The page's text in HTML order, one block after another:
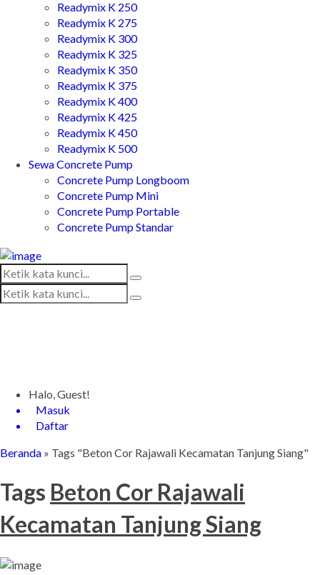
Readymix K 250
Readymix K 275
Readymix K 300
Readymix K 325
Readymix K 350
Readymix K 375
Readymix K 400
Readymix K 425
Readymix K 450
Readymix K 500
Sewa Concrete Pump
Concrete Pump Longboom
Concrete Pump Mini
Concrete Pump Portable
Concrete Pump Standar
Halo, Guest!
Masuk
Daftar
Beranda » Tags "Beton Cor Rajawali Kecamatan Tanjung Siang"
Tags Beton Cor Rajawali
Kecamatan Tanjung Siang